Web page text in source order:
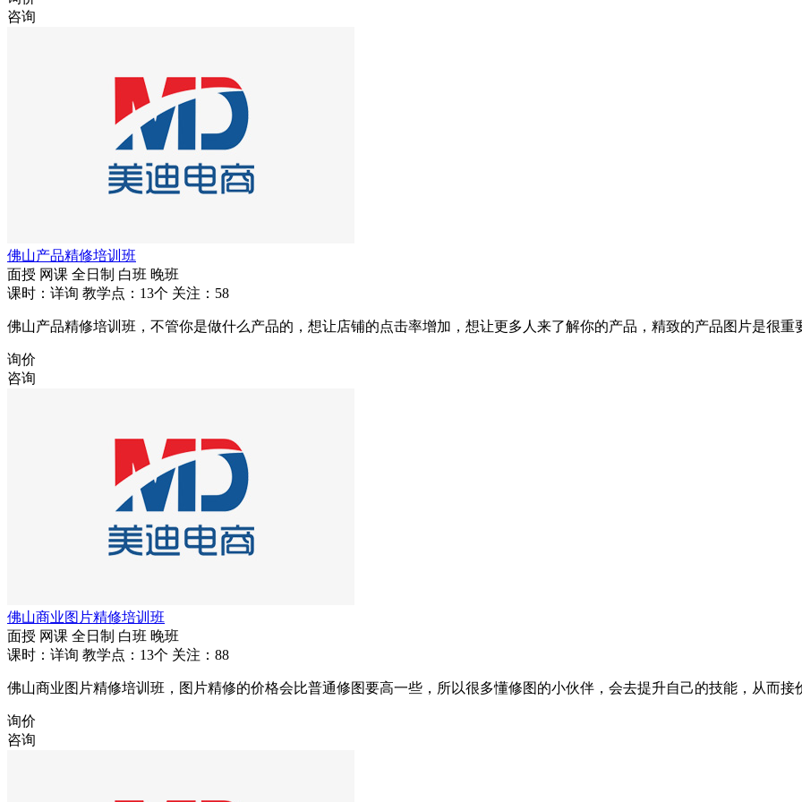
咨询
佛山产品精修培训班
面授 网课 全日制 白班 晚班
课时：详询 教学点：13个 关注：58
佛山产品精修培训班，不管你是做什么产品的，想让店铺的点击率增加，想让更多人来了解你的产品，精致的产品图片是很重
询价
咨询
佛山商业图片精修培训班
面授 网课 全日制 白班 晚班
课时：详询 教学点：13个 关注：88
佛山商业图片精修培训班，图片精修的价格会比普通修图要高一些，所以很多懂修图的小伙伴，会去提升自己的技能，从而
询价
咨询